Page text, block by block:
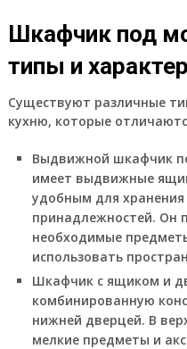
Шкафчик под
типы и
Существуют различные
кухню, которые
Выдвижной шкафчик
имеет выдвижные
удобным для
принадлежностей. Он
необходимые
использовать
Шкафчик с ящиком и
комбинированную
нижней дверцей. В
мелкие предметы и